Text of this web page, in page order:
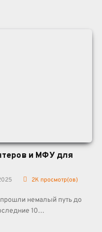
и МФУ для
2K просмотр(ов)
немалый путь до
10…